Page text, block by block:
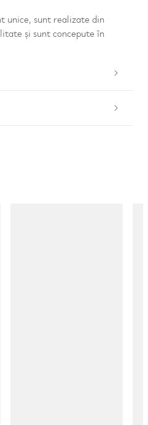
unice, sunt realizate din
și sunt concepute în